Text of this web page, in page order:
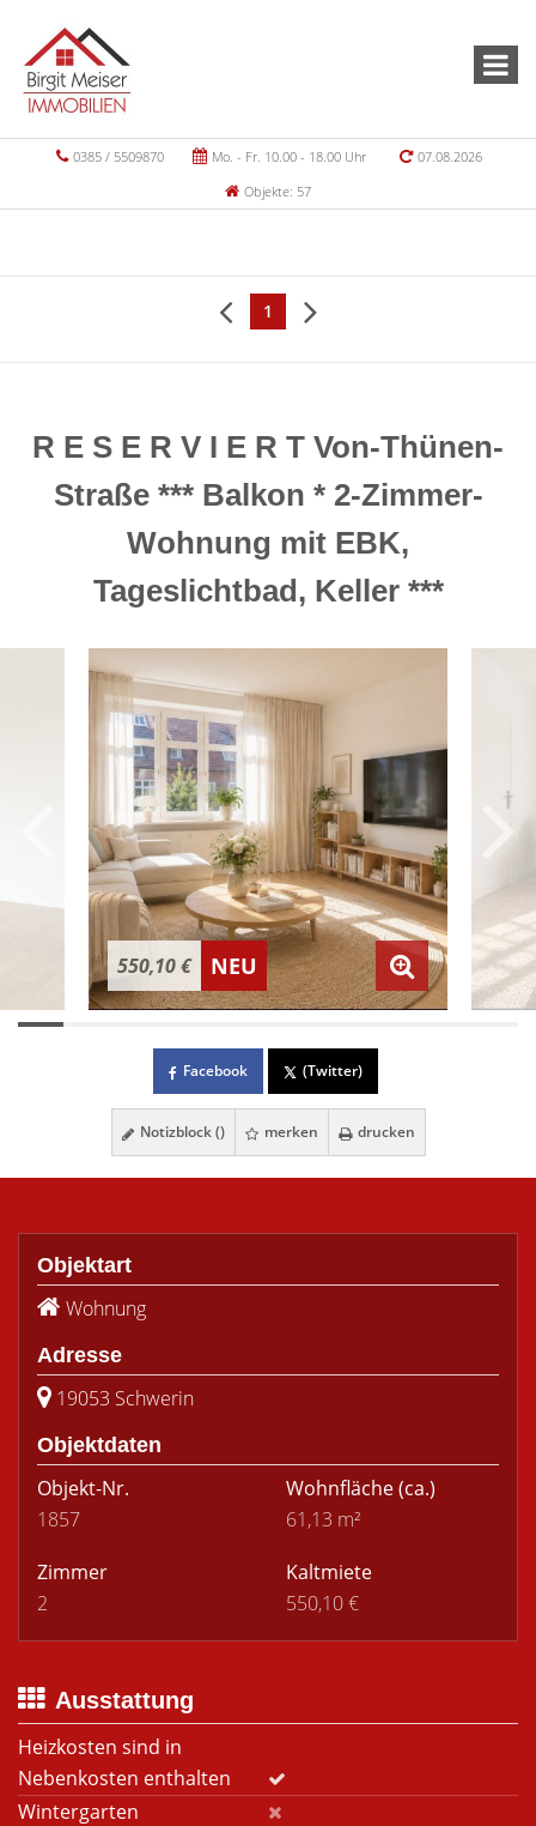
0385 / 5509870 Mo. - Fr. 10.00 - 18.00 Uhr
07.08.2026
Objekte: 57
1
R E S E R V I E R T Von-Thünen-
Straße *** Balkon * 2-Zimmer-
Wohnung mit EBK,
Tageslichtbad, Keller ***
550,10 € NEU
Facebook (Twitter)
Notizblock () merken drucken
Objektart
Wohnung
Adresse
19053 Schwerin
Objektdaten
Objekt-Nr.
1857
Wohnfläche(ca.)
61,13 m²
Zimmer
2
Kaltmiete
550,10 €
Ausstattung
Heizkosten sind in
Nebenkosten enthalten
Wintergarten